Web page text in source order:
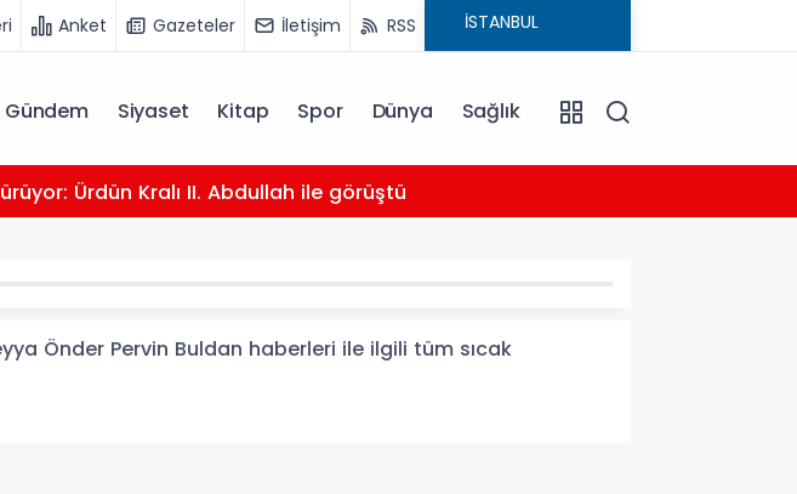
Anket Gazeteler İletişim RSS
Gündem Siyaset Kitap Spor Dünya Sağlık
Ürdün Kralı II. Abdullah ile görüştü
Önder Pervin Buldan haberleri ile ilgili tüm sıcak